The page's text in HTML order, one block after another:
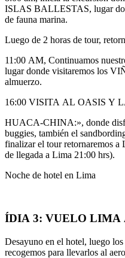
ISLAS BALLESTAS, lugar
de fauna marina.
Luego de 2 horas de tour,
11:00 AM, Continuamos
lugar donde visitaremos los
almuerzo.
16:00 VISITA AL OASIS Y
HUACA-CHINA:», donde
buggies, también el
finalizar el tour retornaremos a
de llegada a Lima 21:00 hrs).
Noche de hotel en Lima
ÍDIA 3: VUELO LIMA
Desayuno en el hotel, luego los
recogemos para llevarlos al